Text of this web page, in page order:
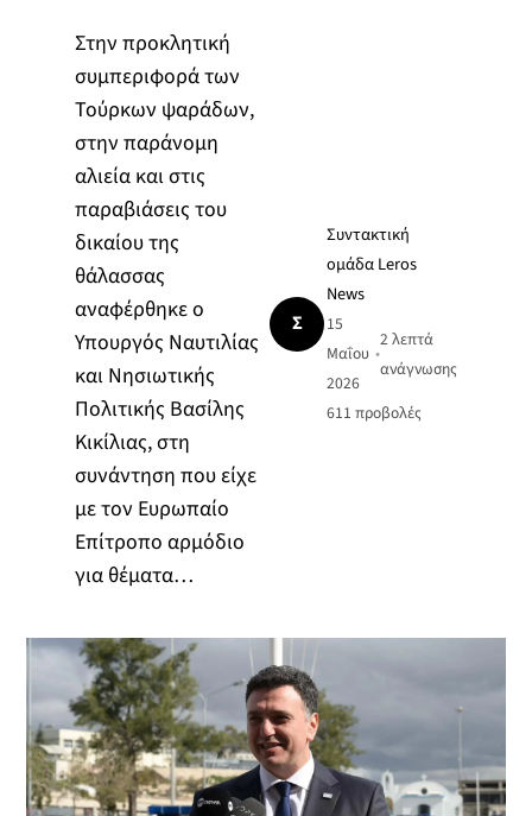
Στην προκλητική
συμπεριφορά των
Τούρκων ψαράδων,
στην παράνομη
αλιεία και στις
παραβιάσεις του
δικαίου της
θάλασσας
αναφέρθηκε ο
Υπουργός Ναυτιλίας
και Νησιωτικής
Πολιτικής Βασίλης
Κικίλιας, στη
συνάντηση που είχε
με τον Ευρωπαίο
Επίτροπο αρμόδιο
για θέματα…
Σ
Συντακτική
ομάδα Leros
News
15
Μαΐου
2026
•
2 λεπτά
ανάγνωσης
611 προβολές